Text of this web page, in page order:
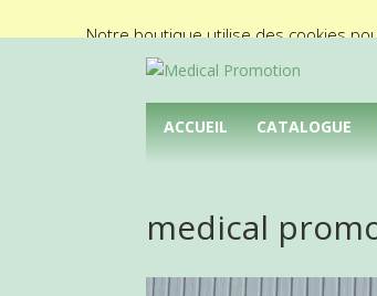
ACCUEIL CATALOGUE
medical
Notre boutique utilise des cookies